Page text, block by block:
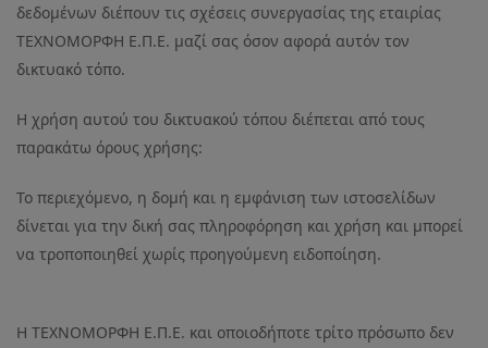
δεδομένων διέπουν τις σχέσεις συνεργασίας της εταιρίας
ΤΕΧΝΟΜΟΡΦΗ Ε.Π.Ε. μαζί σας όσον αφορά αυτόν τον
δικτυακό τόπο.
Η χρήση αυτού του δικτυακού τόπου διέπεται από τους
παρακάτω όρους χρήσης:
Το περιεχόμενο, η δομή και η εμφάνιση των ιστοσελίδων
δίνεται για την δική σας πληροφόρηση και χρήση και μπορεί
να τροποποιηθεί χωρίς προηγούμενη ειδοποίηση.
Η ΤΕΧΝΟΜΟΡΦΗ Ε.Π.Ε. και οποιοδήποτε τρίτο πρόσωπο δεν